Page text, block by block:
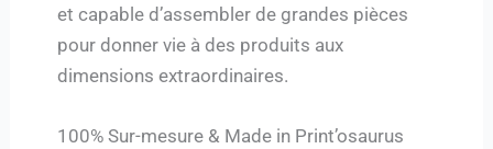
et capable d’assembler de grandes pièces
pour donner vie à des produits aux
dimensions extraordinaires.
100% Sur-mesure & Made in Print’osaurus